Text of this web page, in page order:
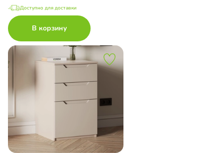
Доступно для доставки
В корзину